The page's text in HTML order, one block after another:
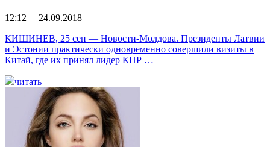
12:12 24.09.2018
КИШИНЕВ, 25 сен — Новости-Молдова. Президенты Латвии
и Эстонии практически одновременно совершили визиты в
Китай, где их принял лидер КНР …
читать